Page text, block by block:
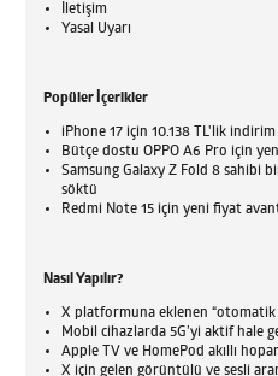
İletişim
Yasal Uyarı
Popüler İçerikler
iPhone 17 için 10.138 TL'lik indirim
Bütçe dostu OPPO A6 Pro için
Samsung Galaxy Z Fold 8 sahibi
söktü
Redmi Note 15 için yeni fiyat
Nasıl Yapılır?
X platformuna eklenen “otomatik
Mobil cihazlarda 5G’yi aktif hale
Apple TV ve HomePod akıllı
X için gelen görüntülü ve sesli